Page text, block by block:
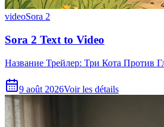
videoSora 2
Sora 2 Text to Video
Название Трейлер: Три Кота Против
9 août 2026Voir les détails